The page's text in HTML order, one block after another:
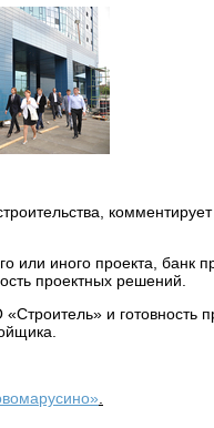
иного проекта, банк
проектных решений.
и готовность
.